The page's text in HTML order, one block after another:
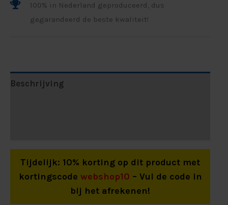
100% in Nederland geproduceerd, dus
gegarandeerd de beste kwaliteit!
Beschrijving
Tijdelijk: 10% korting op dit product met
kortingscode webshop10 – Vul de code in
bij het afrekenen!